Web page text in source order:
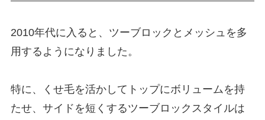
2010年代に入ると、ツーブロックとメッシュを多
用するようになりました。
特に、くせ毛を活かしてトップにボリュームを持
たせ、サイドを短くするツーブロックスタイルは